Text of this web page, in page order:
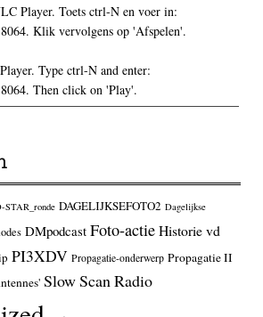
Player. Toets ctrl-N en voer in:
Klik vervolgens op 'Afspelen'.
Type ctrl-N and enter:
Then click on 'Play'.
STAR_ronde DAGELIJKSEFOTO2 Dagelijkse
DMpodcast Foto-actieHistorie vd
PI3XDV Propagatie-onderwerp Propagatie II
Slow Scan Radio